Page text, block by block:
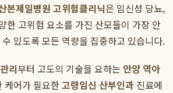
본제일병원 고위험클리닉은 임신성 당뇨,
한 고위험 요소를 가진 산모들이 가장 안
있도록 모든 역량을 집중하고 있습니다.
리부터 고도의 기술을 요하는 안양 역아
케어가 필요한고령임신 산부인과 진료에